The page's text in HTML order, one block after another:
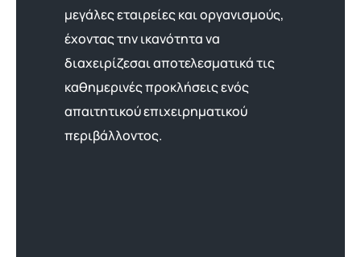
μεγάλες εταιρείες και οργανισμούς,
έχοντας την ικανότητα να
διαχειρίζεσαι αποτελεσματικά τις
καθημερινές προκλήσεις ενός
απαιτητικού επιχειρηματικού
περιβάλλοντος.